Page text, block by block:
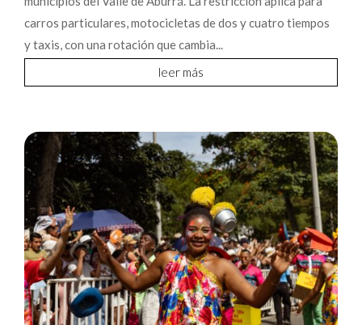
carros particulares, motocicletas de dos y cuatro tiempos
y taxis, con una rotación que cambia...
leer más